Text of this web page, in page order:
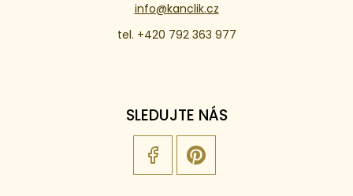
info@kanclik.cz
tel. +420 792 363 977
SLEDUJTE NÁS